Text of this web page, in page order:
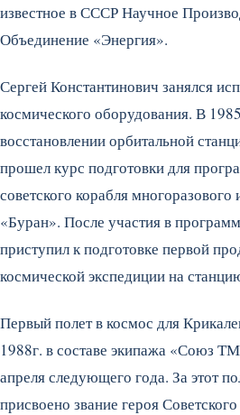
известное в СССР Научное
Объединение «Энергия».
Сергей Константинович занялся
космического оборудования. В
восстановлении орбитальной
прошел курс подготовки для
советского корабля многоразового
«Буран». После участия в
приступил к подготовке первой
космической экспедиции на
Первый полет в космос для
1988г. в составе экипажа «Союз
апреля следующего года. За этот
присвоено звание героя